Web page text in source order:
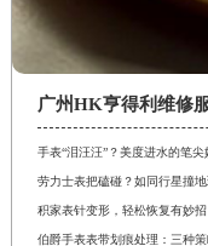
广州HK亨得利维修
手表“泪汪汪”？美度进水的笔尖
劳力士表把磕碰？如同行星撞
积家表针变形，轻松恢复有妙招
伯爵手表表带划痕处理：三种